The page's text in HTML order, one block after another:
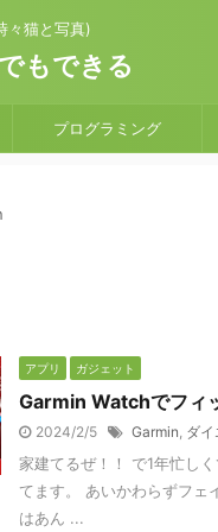
々猫と写真)
もできる
プログラミング
アプリ ガジェット
Garmin Watchでフィ
2024/2/5 Garmin, ダ
家建てるぜ！！ で1年忙し
てます。 あいかわらずフェ
はあん ...